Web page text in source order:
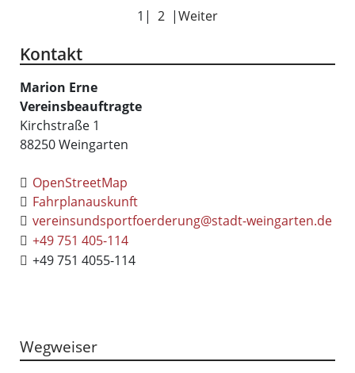
1 | 2 |Weiter
Kontakt
Marion Erne
Vereinsbeauftragte
Kirchstraße 1
88250Weingarten
OpenStreetMap
Fahrplanauskunft
vereinsundsportfoerderung@stadt-weingarten.de
+49 751 405-114
+49 751 4055-114
Wegweiser